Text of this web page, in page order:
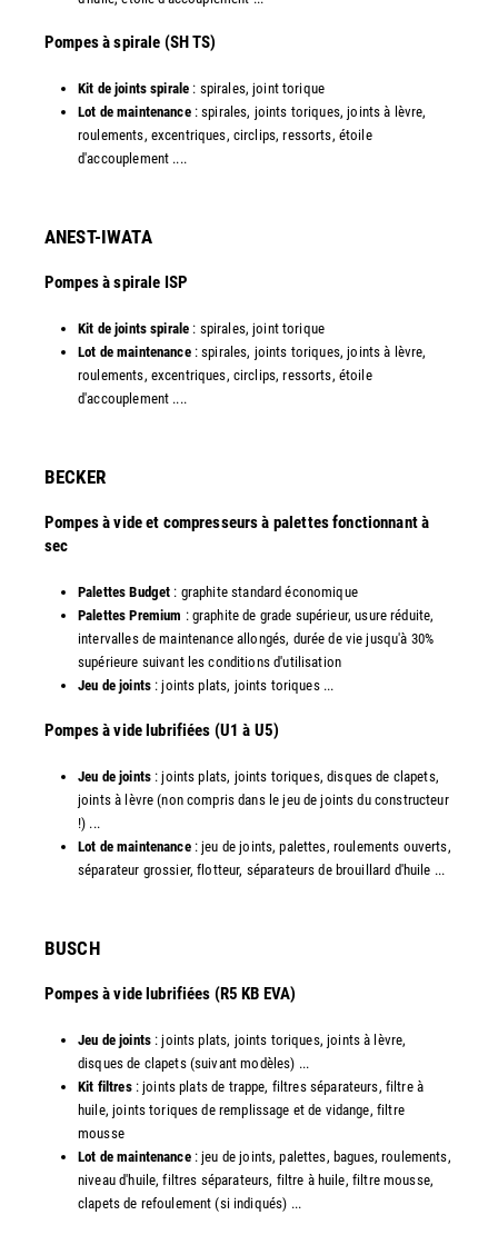
​Pompes à spirale (SH TS)
Kit de joints spirale : spirales, joint torique
Lot de maintenance: spirales, joints toriques, joints à lèvre,
roulements, excentriques, circlips, ressorts, étoile
d'accouplement ....​
ANEST-IWATA
Pompes à spirale ISP
Kit de joints spirale : spirales, joint torique
Lot de maintenance: spirales, joints toriques, joints à lèvre,
roulements, excentriques, circlips, ressorts, étoile
d'accouplement ....
​BECKER
Pompes à vide et compresseurs à palettes fonctionnant à
sec
Palettes Budget : graphite standard économique
Palettes Premium : graphite de grade supérieur, usure réduite,
intervalles de maintenance allongés, durée de vie jusqu'à 30%
supérieure suivant les conditions d'utilisation
Jeu de joints: joints plats, joints toriques ...
​Pompes à vide lubrifiées (U1 à U5)
Jeu de joints: joints plats, joints toriques, disques de clapets,
joints à lèvre (non compris dans le jeu de joints du constructeur
!) ...
Lot de maintenance: jeu de joints, palettes, roulements ouverts,
séparateur grossier, flotteur, séparateurs de brouillard d'huile ...
​BUSCH
Pompes à vide lubrifiées (R5 KB EVA)
Jeu de joints : joints plats, joints toriques, joints à lèvre,
disques de clapets (suivant modèles) ...
Kit filtres: joints plats de trappe, filtres séparateurs, filtre à
huile, joints toriques de remplissage et de vidange, filtre
mousse
Lot de maintenance: jeu de joints, palettes, bagues, roulements,
niveau d'huile, filtres séparateurs, filtre à huile, filtre mousse,
clapets de refoulement (si indiqués) ...